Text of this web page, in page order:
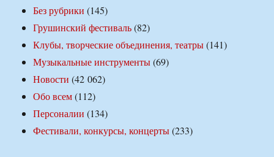
Без рубрики (145)
Грушинский фестиваль(82)
Клубы, творческие объединения, театры(141)
Музыкальные инструменты(69)
Новости (42 062)
Обо всем(112)
Персоналии (134)
Фестивали, конкурсы, концерты(233)